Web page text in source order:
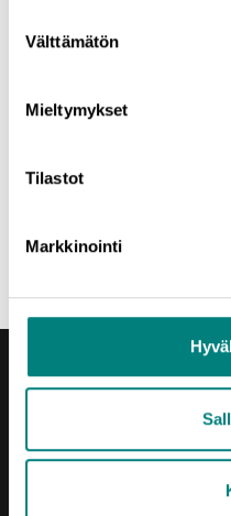
valinta
Välttämätön
Mieltymykset
Tilastot
Markkinointi
toimitusjohtaja ja
mainontaa!